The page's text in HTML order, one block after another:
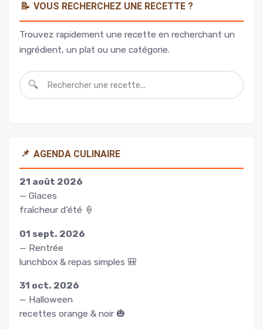
📝 VOUS RECHERCHEZ UNE RECETTE ?
Trouvez rapidement une recette en recherchant un
ingrédient, un plat ou une catégorie.
🔍
📌 AGENDA CULINAIRE
21 août 2026
— Glaces
fraîcheur d’été 🍦
01 sept. 2026
— Rentrée
lunchbox & repas simples 🎒
31 oct. 2026
— Halloween
recettes orange & noir 🎃